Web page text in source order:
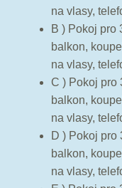
na vlasy,
B ) Pokoj pro
balkon,
na vlasy,
C ) Pokoj pro
balkon,
na vlasy,
D ) Pokoj pro
balkon,
na vlasy,